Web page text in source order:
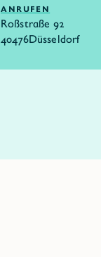
ANRUFEN
Roßstraße 92
40476Düsseldorf